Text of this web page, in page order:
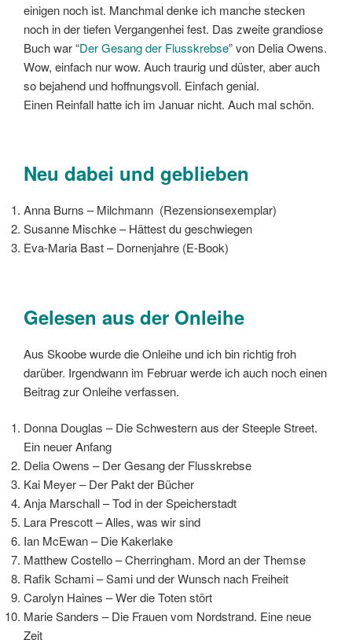
einigen noch ist. Manchmal denke ich manche stecken
noch in der tiefen Vergangenhei fest. Das zweite grandiose
Buch war “Der Gesang der Flusskrebse” von Delia Owens.
Wow, einfach nur wow. Auch traurig und düster, aber auch
so bejahend und hoffnungsvoll. Einfach genial.
Einen Reinfall hatte ich im Januar nicht. Auch mal schön.
Neu dabei und geblieben
Anna Burns – Milchmann (Rezensionsexemplar)
Susanne Mischke – Hättest du geschwiegen
Eva-Maria Bast – Dornenjahre (E-Book)
Gelesen aus der Onleihe
Aus Skoobe wurde die Onleihe und ich bin richtig froh
darüber. Irgendwann im Februar werde ich auch noch einen
Beitrag zur Onleihe verfassen.
Donna Douglas – Die Schwestern aus der Steeple Street.
Ein neuer Anfang
Delia Owens – Der Gesang der Flusskrebse
Kai Meyer – Der Pakt der Bücher
Anja Marschall – Tod in der Speicherstadt
Lara Prescott – Alles, was wir sind
Ian McEwan – Die Kakerlake
Matthew Costello – Cherringham. Mord an der Themse
Rafik Schami – Sami und der Wunsch nach Freiheit
Carolyn Haines – Wer die Toten stört
Marie Sanders – Die Frauen vom Nordstrand. Eine neue
Zeit